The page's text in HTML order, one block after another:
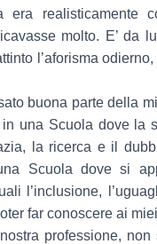
era realisticamente
molto. E’ da
l’aforisma
buona parte della
una Scuola dove la
la ricerca e il
Scuola dove si
l’inclusione,
far conoscere ai
professione, non